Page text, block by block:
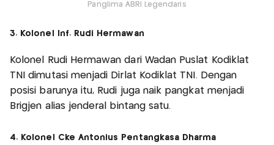
Panglima ABRI Legendaris
3. Kolonel Inf. Rudi Hermawan
Kolonel Rudi Hermawan dari Wadan Puslat Kodiklat
TNI dimutasi menjadi Dirlat Kodiklat TNI. Dengan
posisi barunya itu, Rudi juga naik pangkat menjadi
Brigjen alias jenderal bintang satu.
4. Kolonel Cke Antonius Pentangkasa Dharma